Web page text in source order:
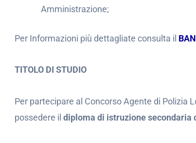
Amministrazione;
Per Informazioni più dettagliate consulta il
TITOLO DI STUDIO
Per partecipare al Concorso Agente di Polizia
possedere il diploma di istruzione secondaria